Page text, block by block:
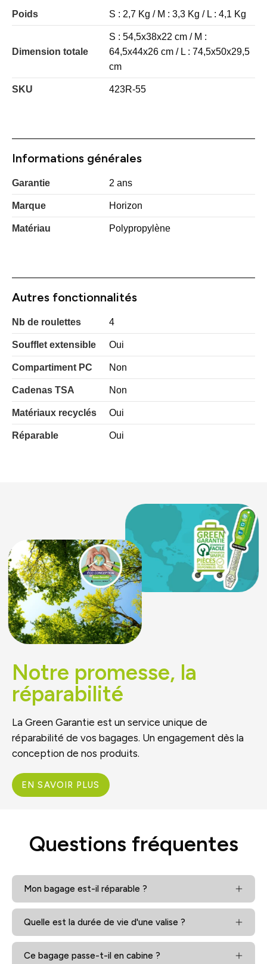
Poids S : 2,7 Kg / M : 3,3 Kg / L : 4,1 Kg
Dimension totale
S : 54,5x38x22 cm / M :
64,5x44x26 cm / L : 74,5x50x29,5
cm
SKU 423R-55
Informations générales
Garantie 2 ans
Marque Horizon
Matériau Polypropylène
Autres fonctionnalités
Nb de roulettes 4
Soufflet extensible Oui
Compartiment PC Non
Cadenas TSA Non
Matériaux recyclés Oui
Réparable Oui
Notre promesse, la
réparabilité
La Green Garantie est un service unique de
réparabilité de vos bagages. Un engagement dès la
conception de nos produits.
EN SAVOIR PLUS
Questions fréquentes
Mon bagage est-il réparable ?
Quelle est la durée de vie d'une valise ?
Ce bagage passe-t-il en cabine ?